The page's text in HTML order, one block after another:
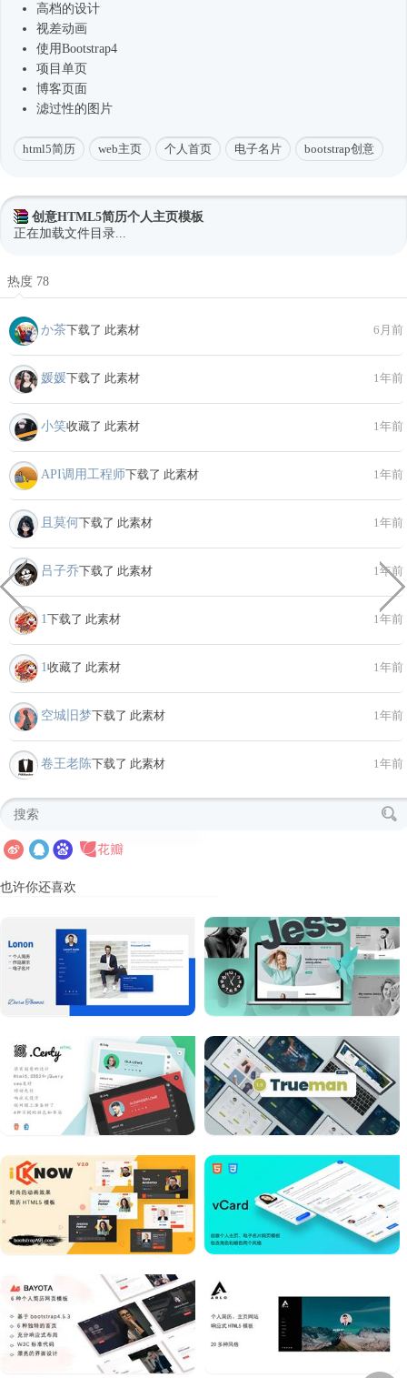
高档的设计
视差动画
使用Bootstrap4
项目单页
博客页面
滤过性的图片
html5简历 web主页 个人首页 电子名片 bootstrap创意
创意HTML5简历个人主页模板
正在加载文件目录...
热度 78
か茶下载了 此素材 6月前
媛媛下载了 此素材 1年前
小笑收藏了 此素材 1年前
API调用工程师下载了 此素材 1年前
且莫何下载了 此素材 1年前
吕子乔下载了 此素材 1年前
1 下载了 此素材 1年前
1 收藏了 此素材 1年前
空城旧梦下载了 此素材 1年前
卷王老陈下载了 此素材 1年前
也许你还喜欢